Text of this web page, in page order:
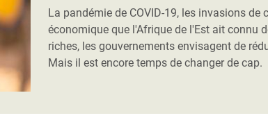
en Afrique de
Yémen
Réfugiés Rohingyas
La pandémie de COVID-19, les invasions
économique que l'Afrique de l'Est ait connu
riches, les gouvernements envisagent de
Mais il est encore temps de changer de cap.